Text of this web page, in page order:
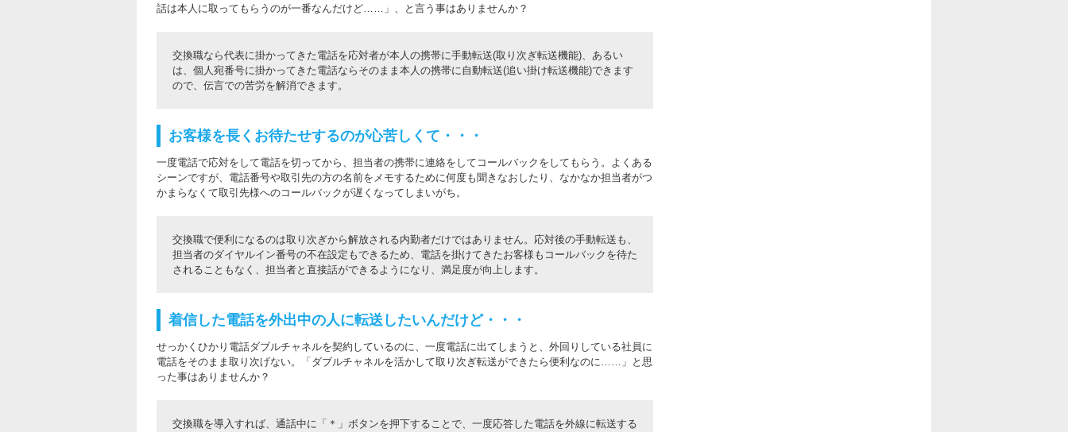
話は本人に取ってもらうのが一番なんだけど……」、と言う事はありませんか？
交換職なら代表に掛かってきた電話を応対者が本人の携帯に手動転送(取り次ぎ転送機能)、あるい
は、個人宛番号に掛かってきた電話ならそのまま本人の携帯に自動転送(追い掛け転送機能)できます
ので、伝言での苦労を解消できます。
お客様を長くお待たせするのが心苦しくて・・・
一度電話で応対をして電話を切ってから、担当者の携帯に連絡をしてコールバックをしてもらう。よくある
シーンですが、電話番号や取引先の方の名前をメモするために何度も聞きなおしたり、なかなか担当者がつ
かまらなくて取引先様へのコールバックが遅くなってしまいがち。
交換職で便利になるのは取り次ぎから解放される内勤者だけではありません。応対後の手動転送も、
担当者のダイヤルイン番号の不在設定もできるため、電話を掛けてきたお客様もコールバックを待た
されることもなく、担当者と直接話ができるようになり、満足度が向上します。
着信した電話を外出中の人に転送したいんだけど・・・
せっかくひかり電話ダブルチャネルを契約しているのに、一度電話に出てしまうと、外回りしている社員に
電話をそのまま取り次げない。「ダブルチャネルを活かして取り次ぎ転送ができたら便利なのに……」と思
った事はありませんか？
交換職を導入すれば、通話中に「＊」ボタンを押下することで、一度応答した電話を外線に転送する